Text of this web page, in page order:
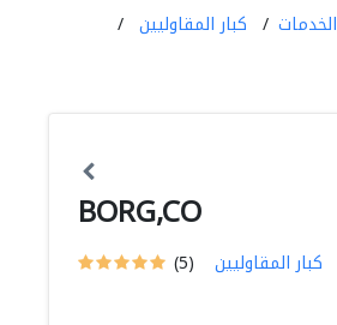
الخدمات
كبار المقاوليين
BORG,CO
(5) كبار المقاوليين